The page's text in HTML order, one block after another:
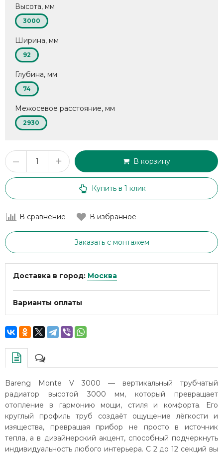
Высота, мм
3000
Ширина, мм
92
Глубина, мм
74
Межосевое расстояние, мм
2930
– + В корзину
Купить в 1 клик
В сравнение В избранное
Заказать с монтажем
Доставка в город: Москва
Варианты оплаты
Bareng Monte V 3000 — вертикальный трубчатый
радиатор высотой 3000 мм, который превращает
отопление в гармонию мощи, стиля и комфорта. Его
круглый профиль труб создаёт ощущение лёгкости и
изящества, превращая прибор не просто в источник
тепла, а в дизайнерский акцент, способный подчеркнуть
индивидуальность любого интерьера. С 2 до 12 секций вы